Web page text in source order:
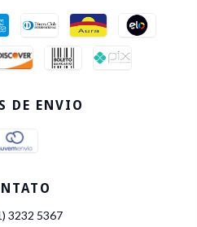
DE ENVIO
3232 5367